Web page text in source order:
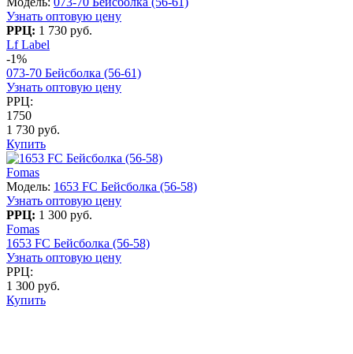
Узнать оптовую цену
РРЦ: 1 730 руб.
Lf Label
-1%
073-70 Бейсболка (56-61)
Узнать оптовую цену
РРЦ:
1750
1 730 руб.
Купить
Fomas
Модель: 1653 FC Бейсболка (56-58)
Узнать оптовую цену
РРЦ: 1 300 руб.
Fomas
1653 FC Бейсболка (56-58)
Узнать оптовую цену
РРЦ:
1 300 руб.
Купить